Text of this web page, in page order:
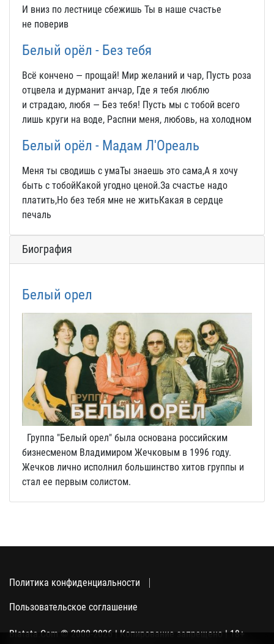
И вниз по лестнице сбежишь Ты в наше счастье
не поверив
Белый орёл - Без тебя
Всё кончено — прощай! Мир желаний и чар, Пусть роза
отцвела и дурманит анчар, Где я тебя люблю
и страдаю, любя — Без тебя! Пусть мы с тобой всего
лишь круги на воде, Распни меня, любовь, на холодном
Белый орёл - Мадам Л'Ореаль
Меня ты сводишь с умаТы знаешь это сама,А я хочу
быть с тобойКакой угодно ценой.За счастье надо
платить,Но без тебя мне не житьКакая в сердце
печаль
Биография
Белый орел
Группа "Белый орел" была основана российским
бизнесменом Владимиром Жечковым в 1996 году.
Жечков лично исполнил большинство хитов группы и
стал ее первым солистом.
Политика конфиденциальности
Пользовательское соглашение
Blatata.Com © 2000-2026 | Копирование запрещено | 18+